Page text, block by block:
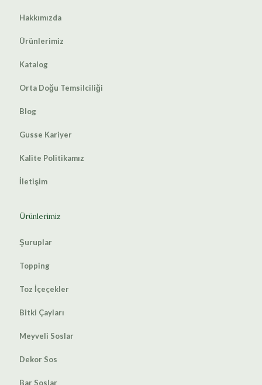
Hakkımızda
Ürünlerimiz
Katalog
Orta Doğu Temsilciliği
Blog
Gusse Kariyer
Kalite Politikamız
İletişim
Ürünlerimiz
Şuruplar
Topping
Toz İçeçekler
Bitki Çayları
Meyveli Soslar
Dekor Sos
Bar Soslar